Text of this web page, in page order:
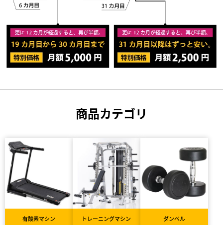
商品カテゴリ
有酸素マシン トレーニングマシン ダンベル